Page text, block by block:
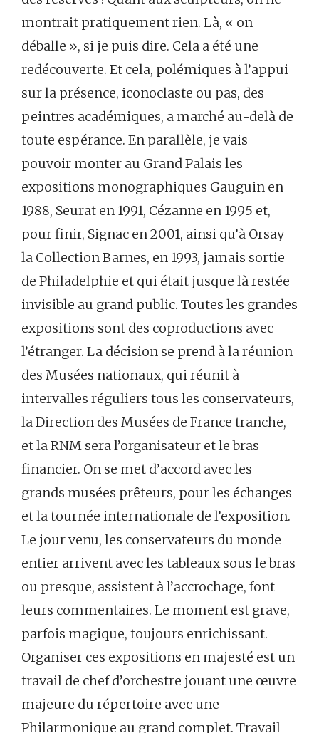
montrait pratiquement rien. Là, « on
déballe », si je puis dire. Cela a été une
redécouverte. Et cela, polémiques à l’appui
sur la présence, iconoclaste ou pas, des
peintres académiques, a marché au-delà de
toute espérance. En parallèle, je vais
pouvoir monter au Grand Palais les
expositions monographiques Gauguin en
1988, Seurat en 1991, Cézanne en 1995 et,
pour finir, Signac en 2001, ainsi qu’à Orsay
la Collection Barnes, en 1993, jamais sortie
de Philadelphie et qui était jusque là restée
invisible au grand public. Toutes les grandes
expositions sont des coproductions avec
l’étranger. La décision se prend à la réunion
des Musées nationaux, qui réunit à
intervalles réguliers tous les conservateurs,
la Direction des Musées de France tranche,
et la RNM sera l’organisateur et le bras
financier. On se met d’accord avec les
grands musées prêteurs, pour les échanges
et la tournée internationale de l’exposition.
Le jour venu, les conservateurs du monde
entier arrivent avec les tableaux sous le bras
ou presque, assistent à l’accrochage, font
leurs commentaires. Le moment est grave,
parfois magique, toujours enrichissant.
Organiser ces expositions en majesté est un
travail de chef d’orchestre jouant une œuvre
majeure du répertoire avec une
Philarmonique au grand complet. Travail